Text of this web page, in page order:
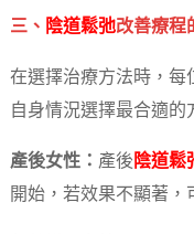
三、 陰道鬆弛改善療程
在選擇治療方法時，每
自身情況選擇最合適的
產後女性： 產後 陰道鬆
開始，若效果不顯著，